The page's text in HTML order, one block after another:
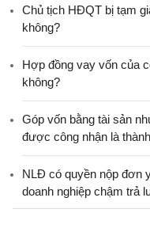
Chủ tịch HĐQT bị tạm
không?
Hợp đồng vay vốn của
không?
Góp vốn bằng tài sản
được công nhận là
NLĐ có quyền nộp đơn
doanh nghiệp chậm trả